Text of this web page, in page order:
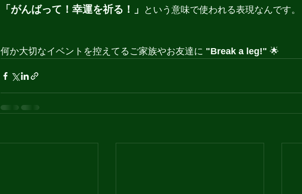
「がんばって！幸運を祈る！」 という意味で使われる表現なんです。
何か大切なイベントを控えてるご家族やお友達に "Break a leg!" 🌟